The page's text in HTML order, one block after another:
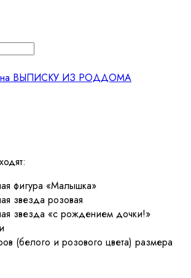
ВЫПИСКУ ИЗ РОДДОМА
фигура «Малышка»
звезда розовая
звезда «с рождением дочки!»
(белого и розового цвета) размера